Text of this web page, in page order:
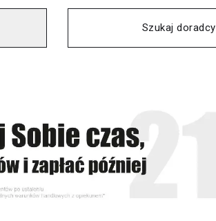
Szukaj doradcy